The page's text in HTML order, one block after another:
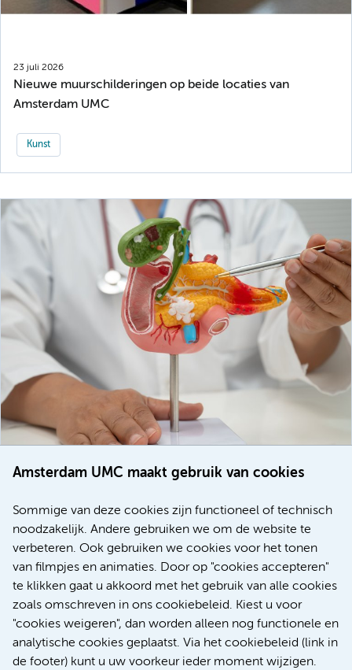
Amsterdam UMC maakt gebruik van cookies
Sommige van deze cookies zijn functioneel of technisch
noodzakelijk. Andere gebruiken we om de website te
verbeteren. Ook gebruiken we cookies voor het tonen
van filmpjes en animaties. Door op "cookies accepteren"
te klikken gaat u akkoord met het gebruik van alle cookies
zoals omschreven in ons cookiebeleid. Kiest u voor
"cookies weigeren", dan worden alleen nog functionele en
analytische cookies geplaatst. Via het cookiebeleid (link in
de footer) kunt u uw voorkeur ieder moment wijzigen.
23 juli 2026
Nieuwe muurschilderingen op beide locaties van
Amsterdam UMC
Kunst
voor patiënten met alvleesklierkanker verbeteren
Kanker Internationaal
Meer